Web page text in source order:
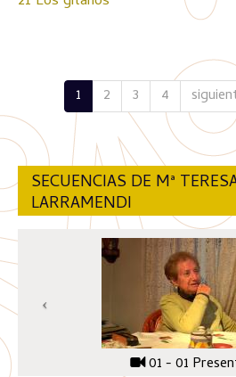
1 2 3 4
SECUENCIAS DE Mª
LARRAMENDI
01 - 01